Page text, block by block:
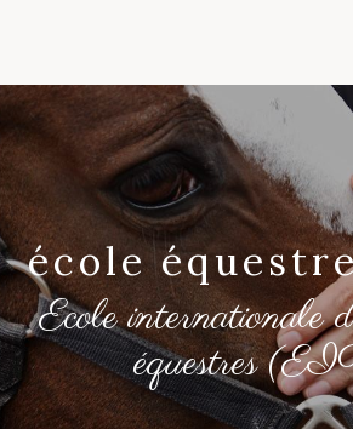
école
Ecole internationale
équestres